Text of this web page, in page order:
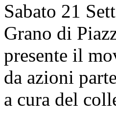
Sabato 21
Grano di
presente il
da azioni
a cura del